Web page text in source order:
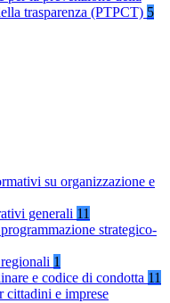
trasparenza (PTPCT) 5
su organizzazione e
generali 11
strategico-
1
e codice di condotta 11
cittadini e imprese